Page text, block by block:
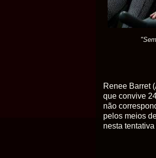
Renee Barret
que convive
não
pelos meios
nesta